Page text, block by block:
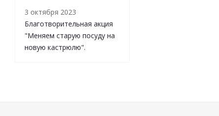
3 октября 2023
Благотворительная акция
"Меняем старую посуду на
новую кастрюлю".